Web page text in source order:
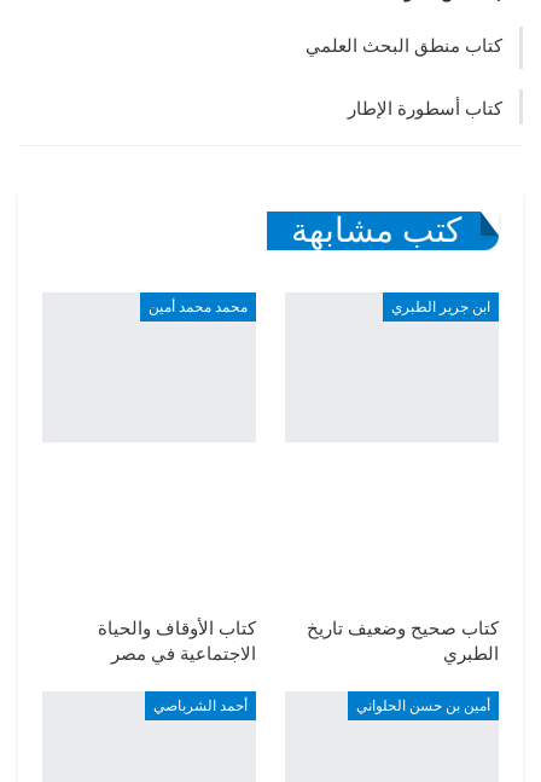
كتاب منطق البحث العلمي
كتاب أسطورة الإطار
كتب مشابهة
ابن جرير الطبري
كتاب صحيح وضعيف تاريخ
الطبري
محمد محمد أمين
كتاب الأوقاف والحياة
الاجتماعية في مصر
أمين بن حسن الحلواني أحمد الشرباصي